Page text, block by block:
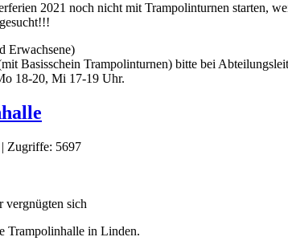
2021 noch nicht mit Trampolinturnen starten,
Erwachsene)
Basisschein Trampolinturnen) bitte bei
18-20, Mi 17-19 Uhr.
| Zugriffe: 5697
vergnügten sich
Trampolinhalle in Linden.